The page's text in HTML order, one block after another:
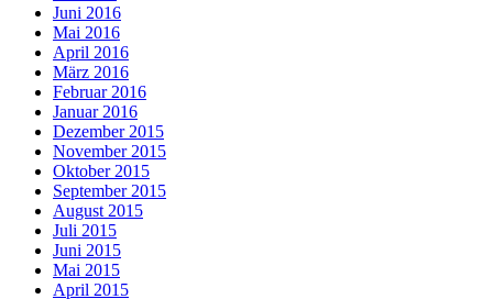
Juni 2016
Mai 2016
April 2016
März 2016
Februar 2016
Januar 2016
Dezember 2015
November 2015
Oktober 2015
September 2015
August 2015
Juli 2015
Juni 2015
Mai 2015
April 2015